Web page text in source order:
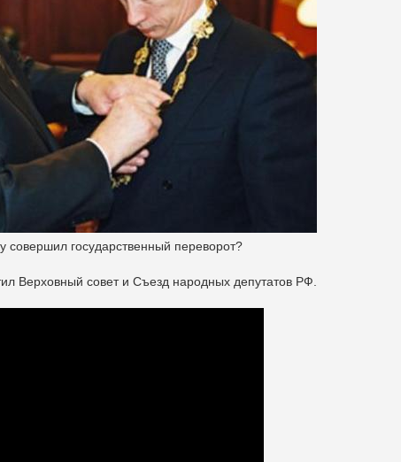
совершил государственный переворот?
Верховный совет и Съезд народных депутатов РФ.